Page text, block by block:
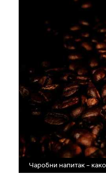
Чаробни напитак –